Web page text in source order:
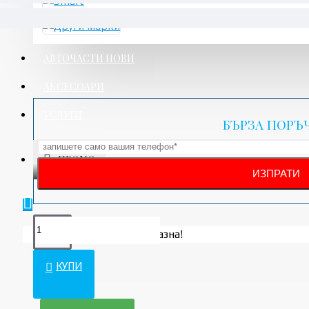
АВТОЧАСТИ НОВИ
ПРОМО
Вашата количка е празна!
БЪРЗА
КУПИ